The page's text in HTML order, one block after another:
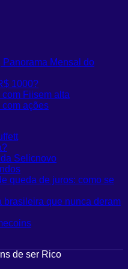
Panorama Mensal do
1000?
com Fiisem alta
ações
Selicnovo
queda de juros: como se
brasileira que nunca deram
de ser Rico